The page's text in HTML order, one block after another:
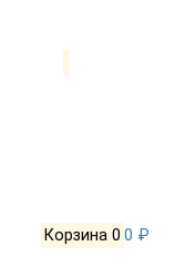
Корзина 0 0 ₽